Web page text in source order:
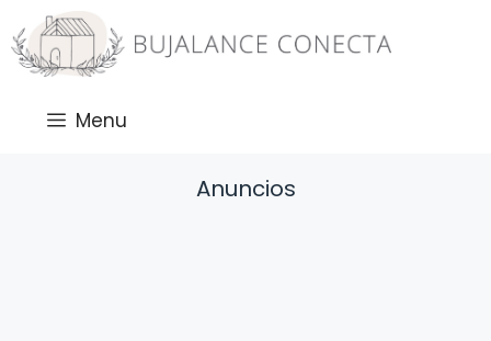
Saltar
al
contenido
Menu
Anuncios